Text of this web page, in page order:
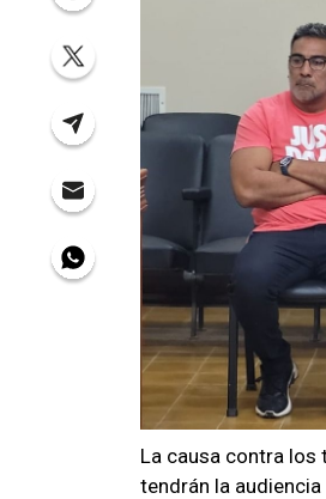
La causa contra los
tendrán la